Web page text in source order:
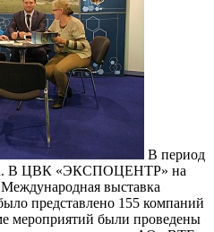
В период
В ЦВК «ЭКСПОЦЕНТР» на
выставка
представлено 155 компаний
мероприятий были проведены